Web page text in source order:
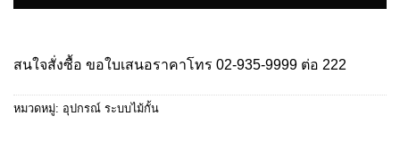
สนใจสั่งซื้อ ขอใบเสนอราคาโทร 02-935-9999 ต่อ 222
หมวดหมู่: อุปกรณ์ ระบบไม้กั้น